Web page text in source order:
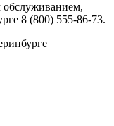
8 (800) 555-86-73.